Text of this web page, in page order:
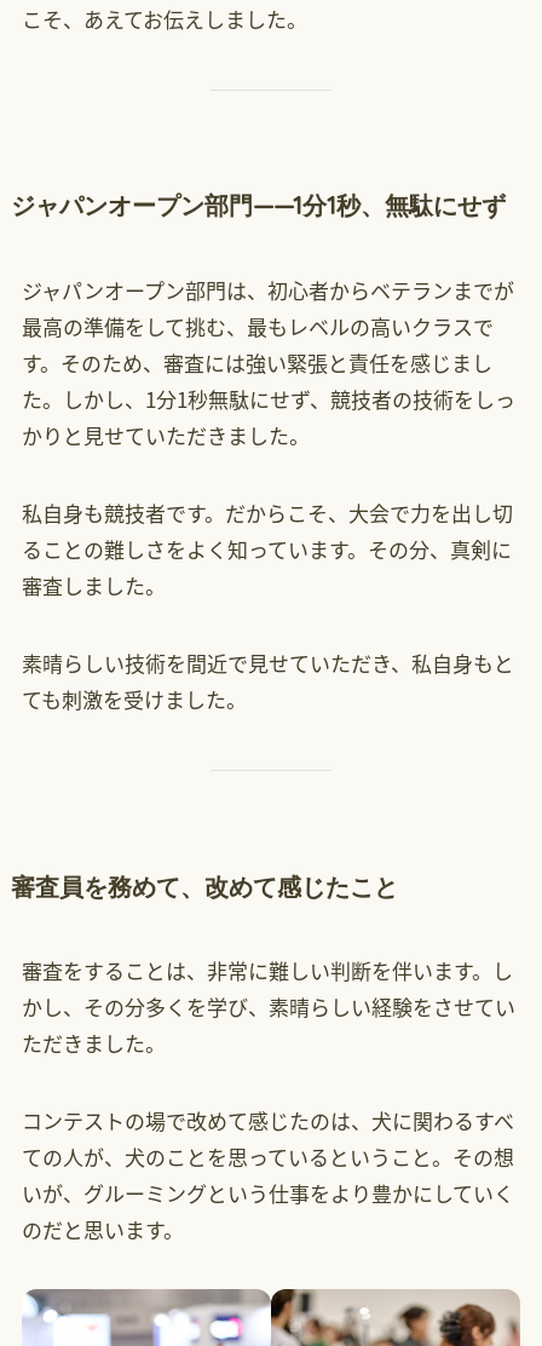
こそ、あえてお伝えしました。
ジャパンオープン部門——1分1秒、無駄にせず
ジャパンオープン部門は、初心者からベテランまでが
最高の準備をして挑む、最もレベルの高いクラスで
す。そのため、審査には強い緊張と責任を感じまし
た。しかし、1分1秒無駄にせず、競技者の技術をしっ
かりと見せていただきました。
私自身も競技者です。だからこそ、大会で力を出し切
ることの難しさをよく知っています。その分、真剣に
審査しました。
素晴らしい技術を間近で見せていただき、私自身もと
ても刺激を受けました。
審査員を務めて、改めて感じたこと
審査をすることは、非常に難しい判断を伴います。し
かし、その分多くを学び、素晴らしい経験をさせてい
ただきました。
コンテストの場で改めて感じたのは、犬に関わるすべ
ての人が、犬のことを思っているということ。その想
いが、グルーミングという仕事をより豊かにしていく
のだと思います。